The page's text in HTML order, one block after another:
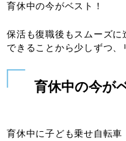
育休中の今がベスト！
保活も復職後もスムーズに
できることから少しずつ、
育休中の今が
育休中に子ども乗せ自転